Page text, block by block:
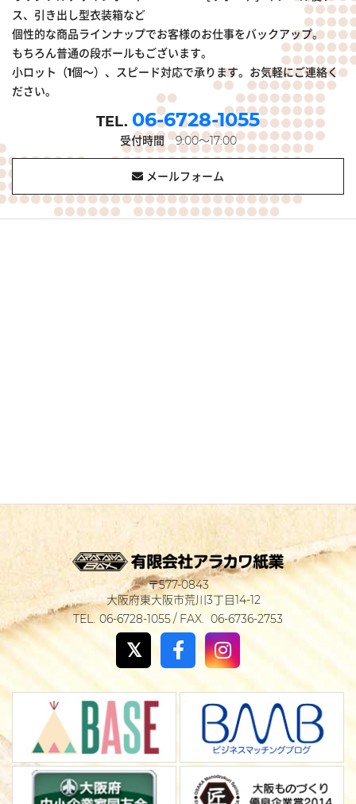
ス、引き出し型衣装箱など
個性的な商品ラインナップでお客様のお仕事をバックアップ。
もちろん普通の段ボールもございます。
小ロット（1個～）、スピード対応で承ります。お気軽にご連絡く
ださい。
06-6728-1055
受付時間9:00～17:00
メールフォーム
577-0843
大阪府東大阪市荒川3丁目14-12
06-6728-1055
06-6736-2753